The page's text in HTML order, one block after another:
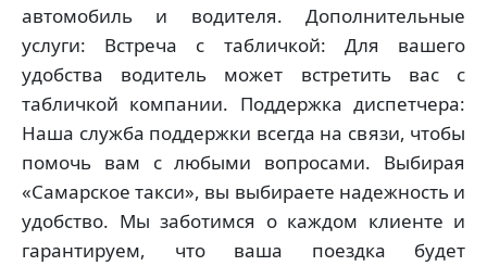
автомобиль и водителя. Дополнительные
услуги: Встреча с табличкой: Для вашего
удобства водитель может встретить вас с
табличкой компании. Поддержка диспетчера:
Наша служба поддержки всегда на связи, чтобы
помочь вам с любыми вопросами. Выбирая
«Самарское такси», вы выбираете надежность и
удобство. Мы заботимся о каждом клиенте и
гарантируем, что ваша поездка будет